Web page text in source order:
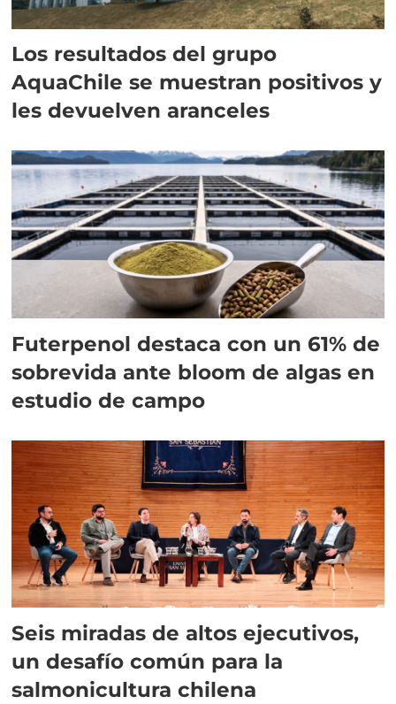
Los resultados del grupo
AquaChile se muestran positivos y
les devuelven aranceles
Futerpenol destaca con un 61% de
sobrevida ante bloom de algas en
estudio de campo
Seis miradas de altos ejecutivos,
un desafío común para la
salmonicultura chilena